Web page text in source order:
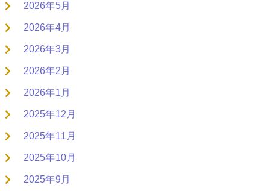
2026年5月
2026年4月
2026年3月
2026年2月
2026年1月
2025年12月
2025年11月
2025年10月
2025年9月